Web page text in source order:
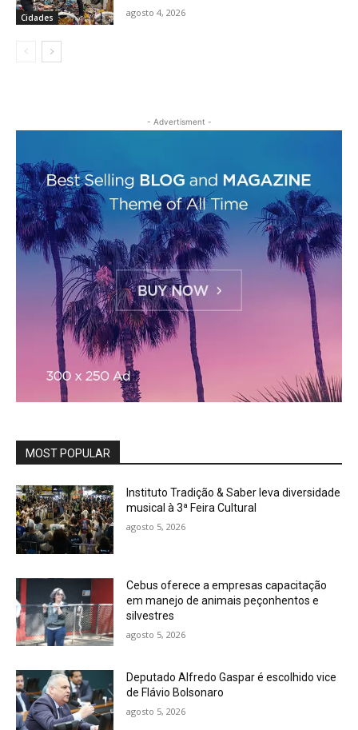
Cidades agosto 4, 2026
- Advertisment -
MOST POPULAR
Instituto Tradição & Saber leva diversidade
musical à 3ª Feira Cultural
agosto 5, 2026
Cebus oferece a empresas capacitação
em manejo de animais peçonhentos e
silvestres
agosto 5, 2026
Deputado Alfredo Gaspar é escolhido vice
de Flávio Bolsonaro
agosto 5, 2026